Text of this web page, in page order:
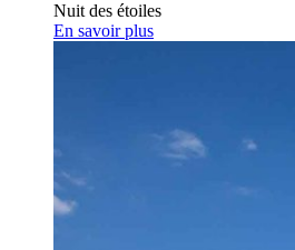
Nuit des étoiles
En savoir plus